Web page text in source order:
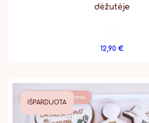
dėžutėje
12,90 €
Dekoruota rankomis
IŠPARDUOTA